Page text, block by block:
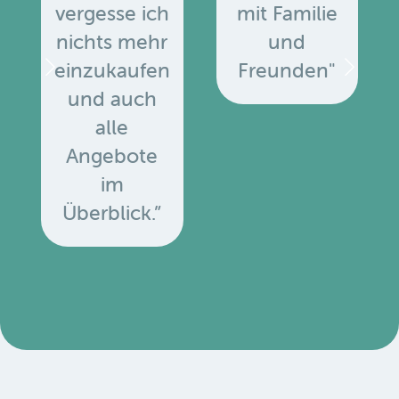
vergesse ich
nichts mehr
einzukaufen
und auch
alle
Angebote
im
Überblick.”
mit Familie
und
Freunden"